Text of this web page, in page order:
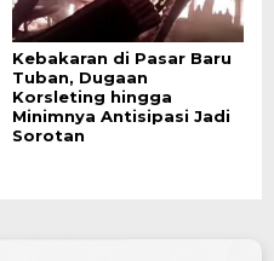
Kebakaran di Pasar Baru
Tuban, Dugaan
Korsleting hingga
Minimnya Antisipasi Jadi
Sorotan